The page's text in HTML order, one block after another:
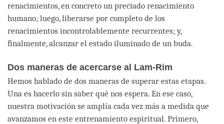
renacimientos, en concreto un preciado renacimiento
humano; luego, liberarse por completo de los
renacimientos incontrolablemente recurrentes; y,
finalmente, alcanzar el estado iluminado de un buda.
Dos maneras de acercarse al Lam-Rim
Hemos hablado de dos maneras de superar estas etapas.
Una es hacerlo sin saber qué nos espera. En ese caso,
nuestra motivación se amplía cada vez más a medida que
avanzamos en este entrenamiento espiritual. Primero,